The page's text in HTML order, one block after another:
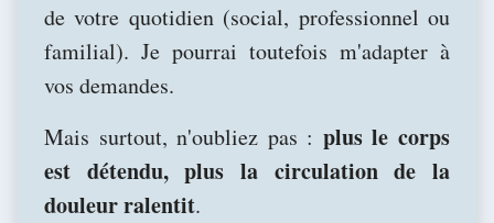
de votre quotidien (social, professionnel ou
familial). Je pourrai toutefois m'adapter à
vos demandes.
Mais surtout, n'oubliez pas : plus le corps
est détendu, plus la circulation de la
douleur ralentit.